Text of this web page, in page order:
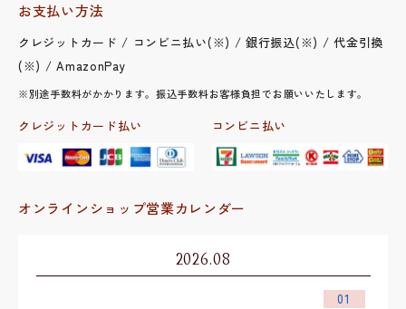
お支払い方法
クレジットカード / コンビニ払い(※) / 銀行振込(※) / 代金引換
(※) / AmazonPay
※別途手数料がかかります。振込手数料お客様負担でお願いいたします。
クレジットカード払い コンビニ払い
オンラインショップ営業カレンダー
2026.08
01